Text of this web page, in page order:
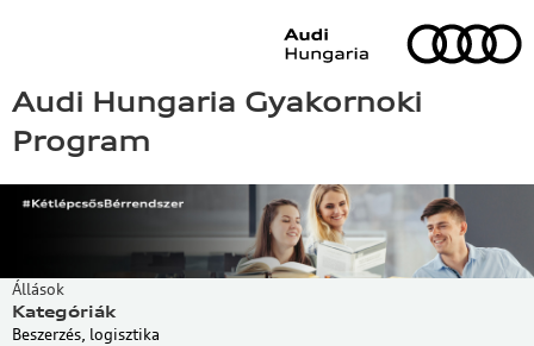
Audi Hungaria Gyakornoki
Program
Állások
Kategóriák
Beszerzés, logisztika